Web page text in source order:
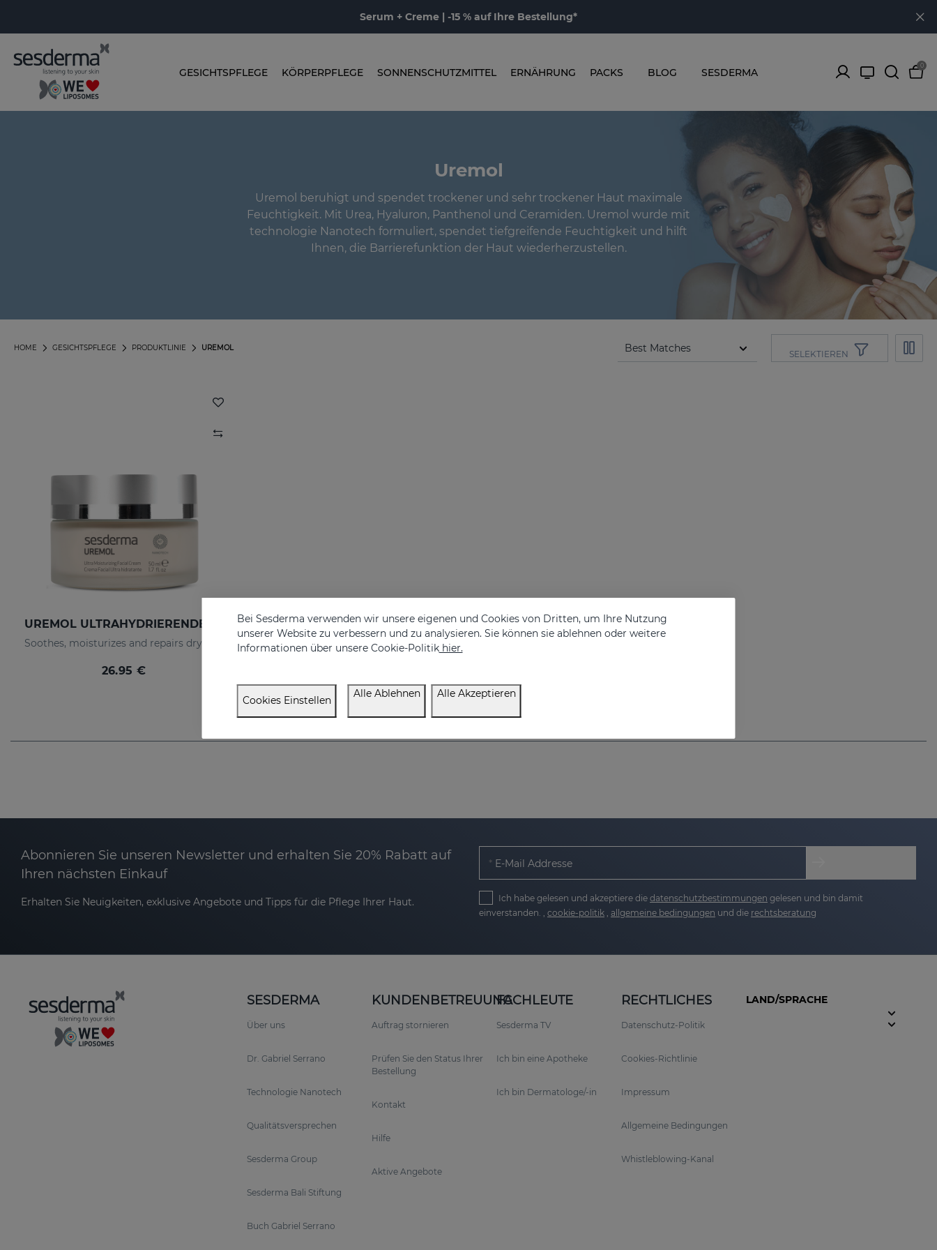
Serum + Creme | -15 % auf Ihre Bestellung*
GESICHTSPFLEGE KÖRPERPFLEGE SONNENSCHUTZMITTEL ERNÄHRUNG PACKS BLOG SESDERMA
0
Uremol
Uremol beruhigt und spendet trockener und sehr trockener Haut maximale
Feuchtigkeit. Mit Urea, Hyaluron, Panthenol und Ceramiden. Uremol wurde mit
technologie Nanotech formuliert, spendet tiefgreifende Feuchtigkeit und hilft
Ihnen, die Barrierefunktion der Haut wiederherzustellen.
UREMOL
PRODUKTLINIE
GESICHTSPFLEGE
HOME
SELEKTIEREN
26.95 €
Abonnieren Sie unseren Newsletter und erhalten Sie 20% Rabatt auf
Ihren nächsten Einkauf
Erhalten Sie Neuigkeiten, exklusive Angebote und Tipps für die Pflege Ihrer Haut.
E-Mail Addresse
Ich habe gelesen und akzeptiere die datenschutzbestimmungen gelesen und bin damit
einverstanden. , cookie-politik allgemeine bedingungen und die rechtsberatung
SESDERMA
Über uns
Dr. Gabriel Serrano
Technologie Nanotech
Qualitätsversprechen
Sesderma Group
Sesderma Bali Stiftung
Buch Gabriel Serrano
KUNDENBETREUUNG
Auftrag stornieren
Prüfen Sie den Status Ihrer
Bestellung
Kontakt
Hilfe
Aktive Angebote
FACHLEUTE
Sesderma TV
Ich bin eine Apotheke
Ich bin Dermatologe/-in
RECHTLICHES
Datenschutz-Politik
Cookies-Richtlinie
Impressum
Allgemeine Bedingungen
Whistleblowing-Kanal
LAND/SPRACHE
Bei Sesderma verwenden wir unsere eigenen und Cookies von Dritten, um Ihre Nutzung
unserer Website zu verbessern und zu analysieren. Sie können sie ablehnen oder weitere
Informationen über unsere Cookie-Politikhier.
Cookies Einstellen
Alle Ablehnen Alle Akzeptieren